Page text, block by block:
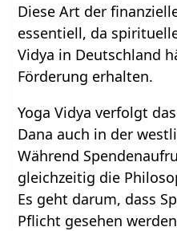
Diese Art der
essentiell, da
Vidya in Deutschland
Förderung erhalten.
Yoga Vidya verfolgt
Dana auch in der
Während
gleichzeitig die
Es geht darum, dass
Pflicht gesehen